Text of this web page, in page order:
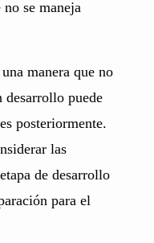
se maneja
manera que no
desarrollo puede
posteriormente.
las
de desarrollo
para el